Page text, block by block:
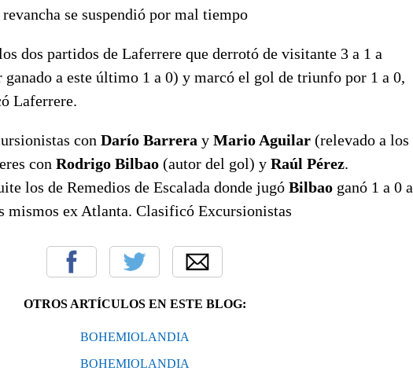
se suspendió por mal tiempo
dos partidos de Laferrere que derrotó de visitante 3 a 1 a
a este último 1 a 0) y marcó el gol de triunfo por 1 a 0,
Laferrere.
con Darío Barrera y Mario Aguilar (relevado a los
con Rodrigo Bilbao (autor del gol) y Raúl Pérez.
los de Remedios de Escalada donde jugó Bilbao ganó 1 a 0 a
mismos ex Atlanta. Clasificó Excursionistas
OTROS ARTÍCULOS EN ESTE BLOG:
BOHEMIOLANDIA
BOHEMIOLANDIA